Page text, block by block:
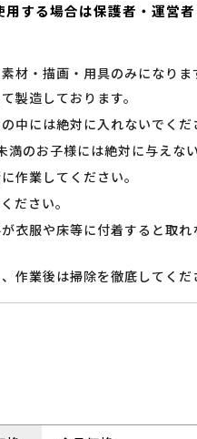
用する場合は保護者・運営
材・描画・用具のみになりま
製造しております。
中には絶対に入れないでくだ
のお子様には絶対に与えな
作業してください。
ださい。
衣服や床等に付着すると取
作業後は掃除を徹底してくだ